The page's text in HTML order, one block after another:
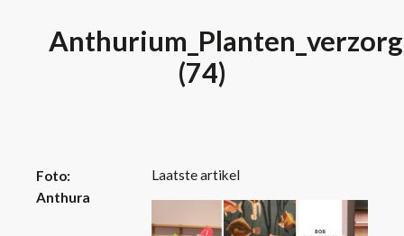
(74)
Foto:
Anthura
Laatste artikel